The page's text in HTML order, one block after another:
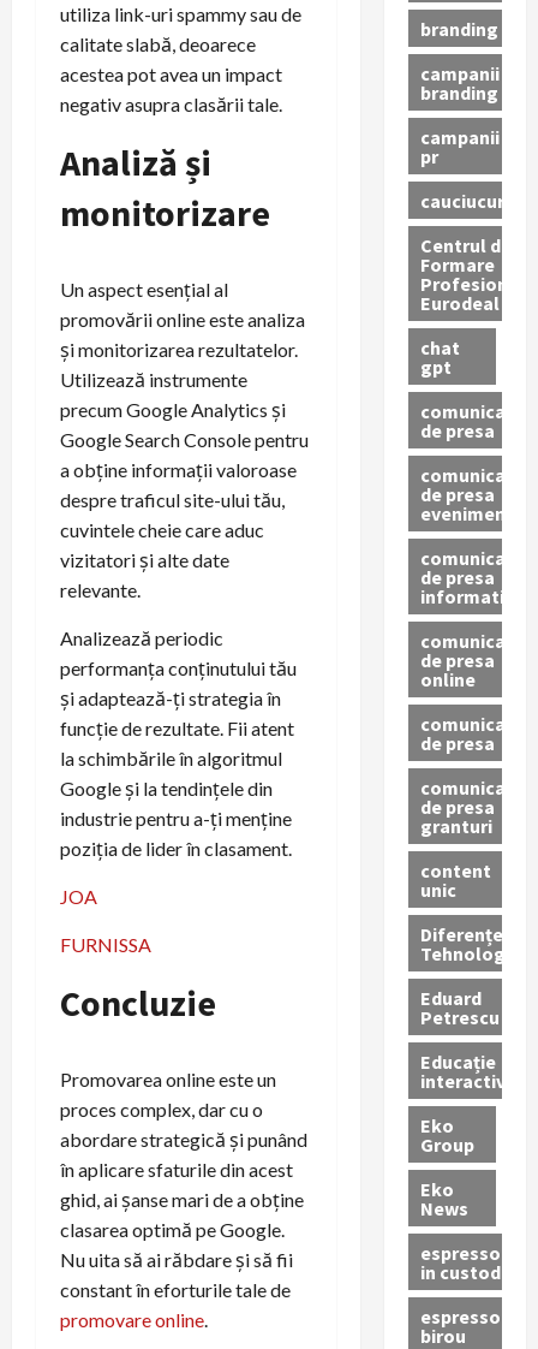
utiliza link-uri spammy sau de
calitate slabă, deoarece
acestea pot avea un impact
negativ asupra clasării tale.
Analiză și
monitorizare
Un aspect esențial al
promovării online este analiza
și monitorizarea rezultatelor.
Utilizează instrumente
precum Google Analytics și
Google Search Console pentru
a obține informații valoroase
despre traficul site-ului tău,
cuvintele cheie care aduc
vizitatori și alte date
relevante.
Analizează periodic
performanța conținutului tău
și adaptează-ți strategia în
funcție de rezultate. Fii atent
la schimbările în algoritmul
Google și la tendințele din
industrie pentru a-ți menține
poziția de lider în clasament.
JOA
FURNISSA
Concluzie
Promovarea online este un
proces complex, dar cu o
abordare strategică și punând
în aplicare sfaturile din acest
ghid, ai șanse mari de a obține
clasarea optimă pe Google.
Nu uita să ai răbdare și să fii
constant în eforturile tale de
promovare online
branding
campanii
branding
campanii
pr
cauciucuri
Centrul de
Formare
Profesionala
Eurodeal
chat
gpt
comunicat
de presa
comunicat
de presa
eveniment
comunicat
de presa
informativ
comunicat
de presa
online
comunicate
de presa
comunicate
de presa
granturi
content
unic
Diferențe
Tehnologice
Eduard
Petrescu
Educație
interactivă
Eko
Group
Eko
News
espressoare
in custodie
espressor
birou